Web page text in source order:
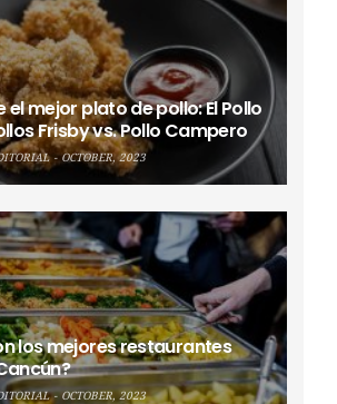
el mejor plato de pollo: El Pollo
Frisby vs. Pollo Campero
OCTOBER, 2023
los mejores restaurantes
OCTOBER, 2023